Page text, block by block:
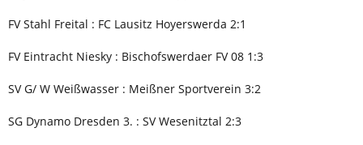
FV Stahl Freital : FC Lausitz Hoyerswerda 2:1
FV Eintracht Niesky : Bischofswerdaer FV 08 1:3
SV G/ W Weißwasser : Meißner Sportverein 3:2
SG Dynamo Dresden 3. : SV Wesenitztal 2:3